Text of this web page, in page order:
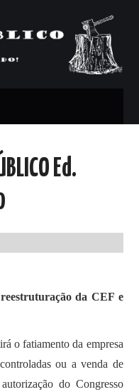
Ed.
da CEF e
o fatiamento da empresa
ou a venda de
do Congresso